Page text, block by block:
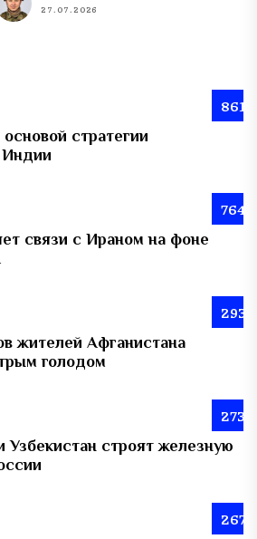
27.07.2026
861
стратегии
Индии
764
связи с Ираном на фоне
293
жителей Афганистана
голодом
273
Узбекистан строят железную
267